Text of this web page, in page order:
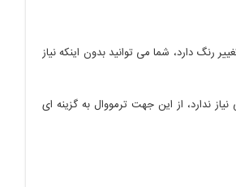
رنگ دارد، شما می توانید بدون اینکه نیاز
ندارد، از این جهت ترمووال به گزینه ای